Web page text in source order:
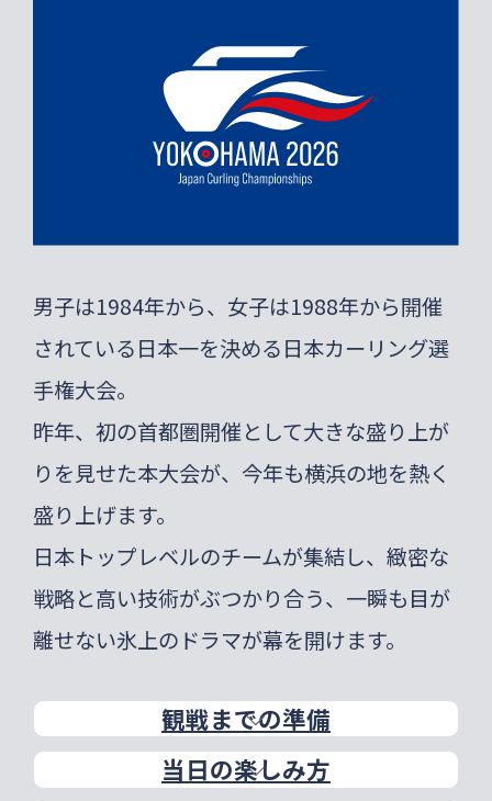
大会役員・委員
お問い合わせ
プライバシーポリシー
男子は1984年から、女子は1988年から開催
されている日本一を決める日本カーリング選
手権大会。
昨年、初の首都圏開催として大きな盛り上が
りを見せた本大会が、今年も横浜の地を熱く
盛り上げます。
日本トップレベルのチームが集結し、緻密な
戦略と高い技術がぶつかり合う、一瞬も目が
離せない氷上のドラマが幕を開けます。
観戦までの準備
当日の楽しみ方